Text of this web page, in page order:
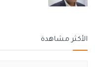
الأكثر مشاهدة